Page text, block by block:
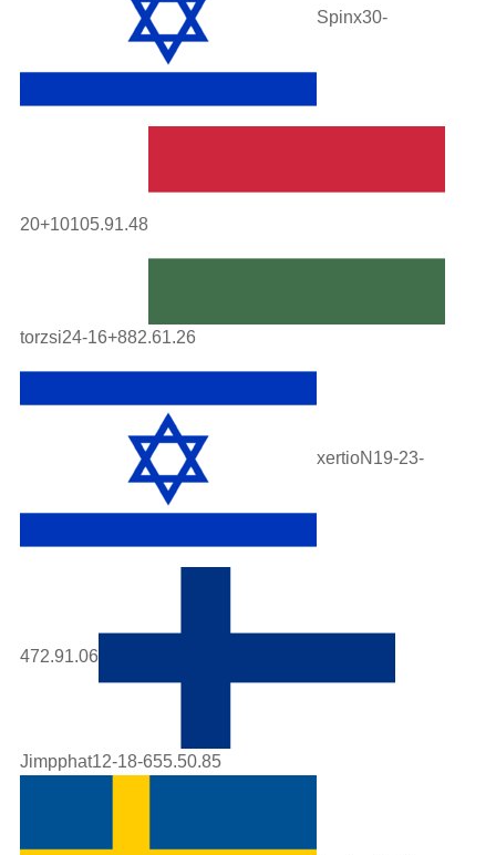
Spinx30-
20+10105.91.48
torzsi24-16+882.61.26
xertioN19-23-
472.91.06
Jimpphat12-18-655.50.85